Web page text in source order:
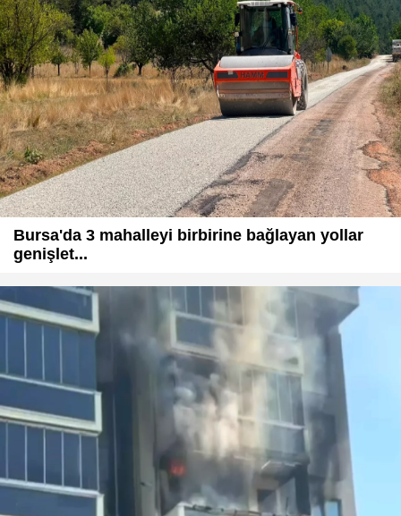
Bursa'da 3 mahalleyi birbirine bağlayan yollar
genişlet...